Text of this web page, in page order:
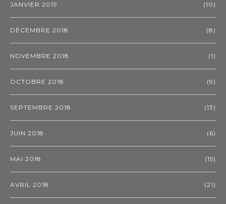
JANVIER 2019 (10)
DÉCEMBRE 2018 (8)
NOVEMBRE 2018 (1)
OCTOBRE 2018 (9)
SEPTEMBRE 2018 (13)
JUIN 2018 (6)
MAI 2018 (15)
AVRIL 2018 (21)